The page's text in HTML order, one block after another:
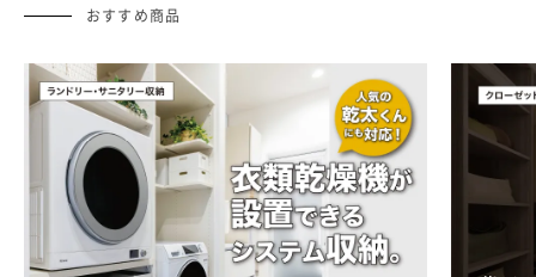
おすすめ商品